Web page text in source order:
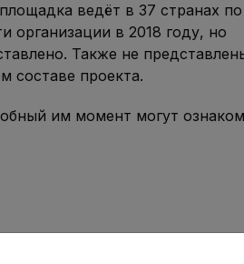
ведёт в 37 странах
организации в 2018 году, но
Также не
составе проекта.
им момент могут